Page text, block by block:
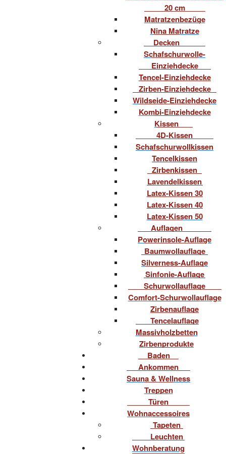
20 cm
Matratzenbezüge
Nina Matratze
Decken
Schafschurwolle-
Einziehdecke
Tencel-Einziehdecke
Zirben-Einziehdecke
Wildseide-Einziehdecke
Kombi-Einziehdecke
Kissen
4D-Kissen
Schafschurwollkissen
Tencelkissen
Zirbenkissen
Lavendelkissen
Latex-Kissen 30
Latex-Kissen 40
Latex-Kissen 50
Auflagen
Powerinsole-Auflage
Baumwollauflage
Silverness-Auflage
Sinfonie-Auflage
Schurwollauflage
Comfort-Schurwollauflage
Zirbenauflage
Tencelauflage
Massivholzbetten
Zirbenprodukte
Baden
Ankommen
Sauna & Wellness
Treppen
Türen
Wohnaccessoires
Tapeten
Leuchten
Wohnberatung